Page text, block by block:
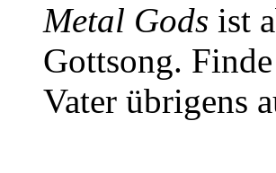
Metal Gods ist
Gottsong.
Vater übrigens